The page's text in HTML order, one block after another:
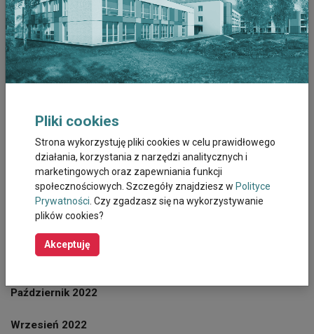
Lipiec 2023
Czerwiec 2023
Maj 2023
Luty 2023
Styczeń 2023
Listopad 2022
Październik 2022
Wrzesień 2022
Pliki cookies
Strona wykorzystuję pliki cookies w celu prawidłowego
działania, korzystania z narzędzi analitycznych i
marketingowych oraz zapewniania funkcji
społecznościowych. Szczegóły znajdziesz w Polityce
Prywatności . Czy zgadzasz się na wykorzystywanie
plików cookies?
Akceptuję